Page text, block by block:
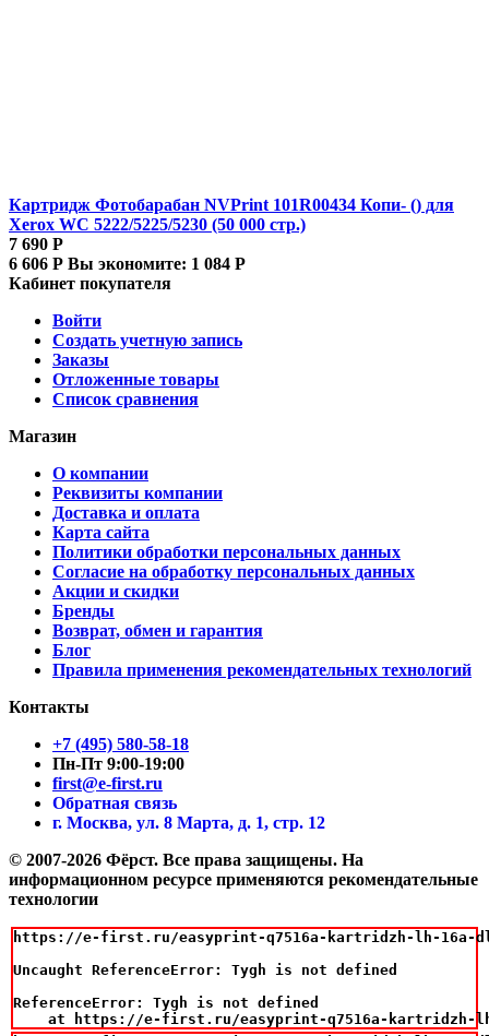
Картридж Фотобарабан NVPrint 101R00434 Копи- () для
Xerox WC 5222/5225/5230 (50 000 стр.)
7 690 Р
6 606 Р Вы экономите: 1 084 Р
Кабинет покупателя
Войти
Создать учетную запись
Заказы
Отложенные товары
Список сравнения
Магазин
О компании
Реквизиты компании
Доставка и оплата
Карта сайта
Политики обработки персональных данных
Согласие на обработку персональных данных
Акции и скидки
Бренды
Возврат, обмен и гарантия
Блог
Правила применения рекомендательных технологий
Контакты
+7 (495) 580-58-18
Пн-Пт 9:00-19:00
first@e-first.ru
Обратная связь
г. Москва, ул. 8 Марта, д. 1, стр. 12
© 2007-2026 Фёрст. Все права защищены. На
информационном ресурсе применяются рекомендательные
технологии
https://e-first.ru/easyprint-q7516a-kartridzh-lh-16a-
Uncaught ReferenceError: Tygh is not defined
ReferenceError: Tygh is not defined
at https://e-first.ru/easyprint-q7516a-